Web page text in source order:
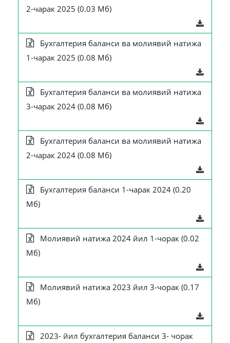
2-чарак 2025 (0.03 Мб)
Бухгалтерия баланси ва молиявий натижа
1-чарак 2025 (0.08 Мб)
Бухгалтерия баланси ва молиявий натижа
3-чарак 2024 (0.08 Мб)
Бухгалтерия баланси ва молиявий натижа
2-чарак 2024 (0.08 Мб)
Бухгалтерия баланси 1-чарак 2024 (0.20
Мб)
Молиявий натижа 2024 йил 1-чорак (0.02
Мб)
Молиявий натижа 2023 йил 3-чорак (0.17
Мб)
2023- йил бухгалтерия баланси 3- чорак